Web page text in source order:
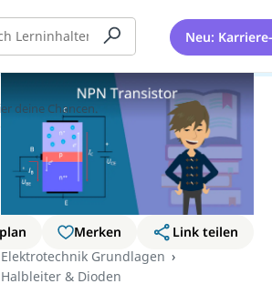
Neu:
Merken
Link teilen
Elektrotechnik Grundlagen
Halbleiter & Dioden
sich!
deine Chancen.